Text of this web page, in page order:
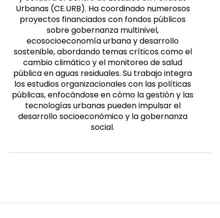
Urbanas (CE.URB). Ha coordinado numerosos
proyectos financiados con fondos públicos
sobre gobernanza multinivel,
ecosocioeconomía urbana y desarrollo
sostenible, abordando temas críticos como el
cambio climático y el monitoreo de salud
pública en aguas residuales. Su trabajo integra
los estudios organizacionales con las políticas
públicas, enfocándose en cómo la gestión y las
tecnologías urbanas pueden impulsar el
desarrollo socioeconómico y la gobernanza
social.